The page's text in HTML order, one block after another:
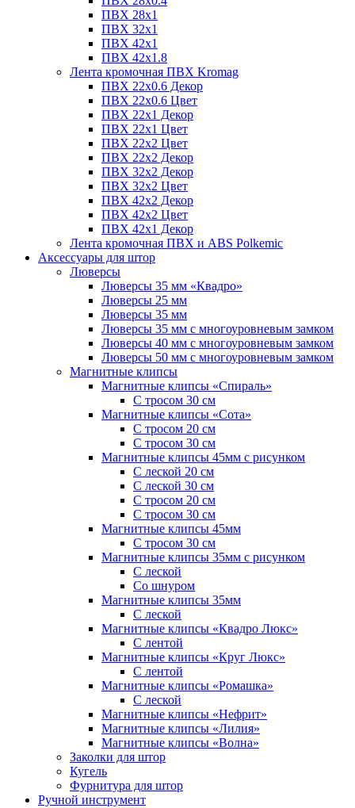
ПВХ 28х1
ПВХ 32x1
ПВХ 42х1
ПВХ 42х1.8
Лента кромочная ПВХ Kromag
ПВХ 22x0.6 Декор
ПВХ 22x0.6 Цвет
ПВХ 22x1 Декор
ПВХ 22x1 Цвет
ПВХ 22x2 Цвет
ПВХ 22x2 Декор
ПВХ 32x2 Декор
ПВХ 32x2 Цвет
ПВХ 42x2 Декор
ПВХ 42x2 Цвет
ПВХ 42x1 Декор
Лента кромочная ПВХ и ABS Polkemic
Аксессуары для штор
Люверсы
Люверсы 35 мм «Квадро»
Люверсы 25 мм
Люверсы 35 мм
Люверсы 35 мм с многоуровневым замком
Люверсы 40 мм с многоуровневым замком
Люверсы 50 мм с многоуровневым замком
Магнитные клипсы
Магнитные клипсы «Спираль»
С тросом 30 см
Магнитные клипсы «Сота»
С тросом 20 см
С тросом 30 см
Магнитные клипсы 45мм с рисунком
С леской 20 см
С леской 30 см
С тросом 20 см
С тросом 30 см
Магнитные клипсы 45мм
С тросом 30 см
Магнитные клипсы 35мм с рисунком
С леской
Со шнуром
Магнитные клипсы 35мм
С леской
Магнитные клипсы «Квадро Люкс»
С лентой
Магнитные клипсы «Круг Люкс»
С лентой
Магнитные клипсы «Ромашка»
С леской
Магнитные клипсы «Нефрит»
Магнитные клипсы «Лилия»
Магнитные клипсы «Волна»
Заколки для штор
Кугель
Фурнитура для штор
Ручной инструмент